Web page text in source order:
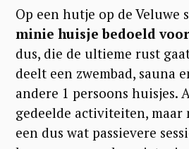
Op een hutje op de Veluwe
minie huisje bedoeld
dus, die de ultieme rust
deelt een zwembad, sauna
andere 1 persoons huisjes.
gedeelde activiteiten,
een dus wat passievere